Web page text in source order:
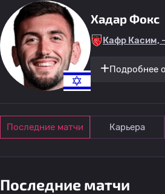
Хадар Фокс
Кафр Касим, -
Подробнее
Последние матчи Карьера
Последние матчи